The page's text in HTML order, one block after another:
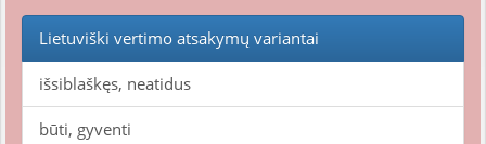
Lietuviški vertimo atsakymų variantai
išsiblaškęs, neatidus
būti, gyventi